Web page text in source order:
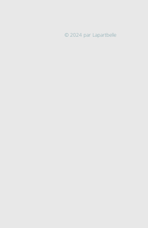
© 2024 par Lapartbelle